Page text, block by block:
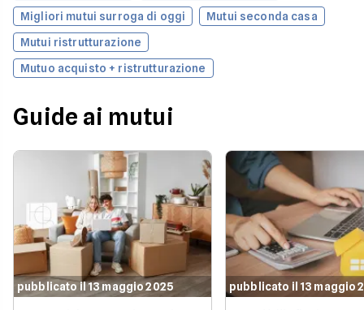
Migliori mutui surroga di oggi
Mutui seconda casa
Mutui ristrutturazione
Mutuo acquisto + ristrutturazione
Guide ai mutui
pubblicato il 13 maggio 2025 pubblicato il 13 maggio